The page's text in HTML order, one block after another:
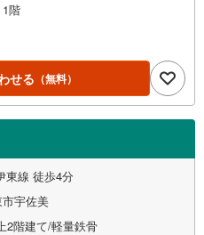
1階
せる （無料）
東線 徒歩4分
宇佐美
2階建て/軽量鉄骨